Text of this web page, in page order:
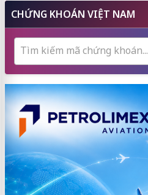
CHỨNG KHOÁN VIỆT NAM
Tìm kiếm mã chứng khoán...